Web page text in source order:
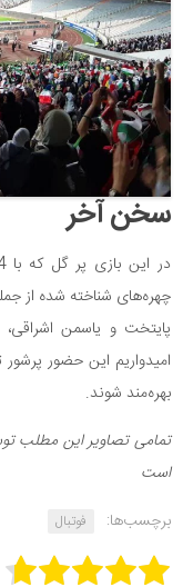
سخن آخر
چهره‌های شناخته شده از
پایتخت و یاسمن
امیدواریم این حضور
بهره‌مند شوند.
تمامی تصاویر این مطلب
است
برچسب‌ها:
فوتبال
Rate this item: